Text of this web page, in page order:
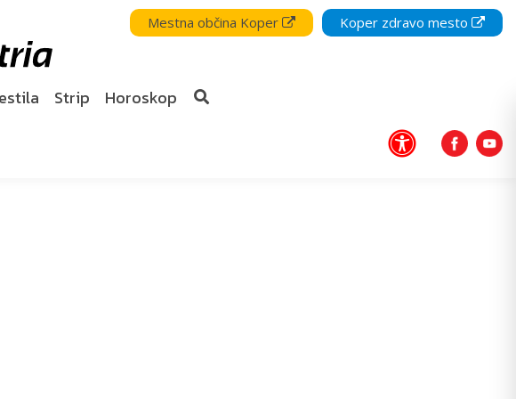
Mestna občina Koper Koper zdravo mesto
Strip Horoskop